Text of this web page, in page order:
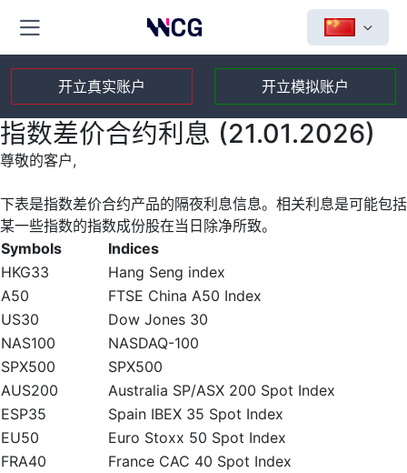
开立真实账户 开立模拟账户
指数差价合约利息 (21.01.2026)
尊敬的客户,
下表是指数差价合约产品的隔夜利息信息。相关利息是可能包括
某一些指数的指数成份股在当日除净所致。
Symbols
Indices
HKG33
Hang Seng index
A50
FTSE China A50 Index
US30
Dow Jones 30
NAS100
NASDAQ-100
SPX500
SPX500
AUS200
Australia SP/ASX 200 Spot Index
ESP35
Spain IBEX 35 Spot Index
EU50
Euro Stoxx 50 Spot Index
FRA40
France CAC 40 Spot Index